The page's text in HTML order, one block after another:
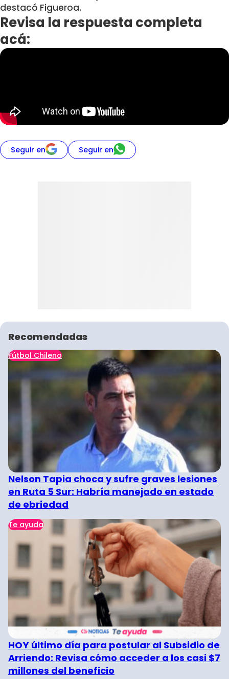
destacó Figueroa.
Revisa la respuesta completa
acá:
Seguir en Seguir en
Recomendadas
Fútbol Chileno
Nelson Tapia choca y sufre graves lesiones
en Ruta 5 Sur: Habría manejado en estado
de ebriedad
Te ayuda
HOY último día para postular al Subsidio de
Arriendo: Revisa cómo acceder a los casi $7
millones del beneficio